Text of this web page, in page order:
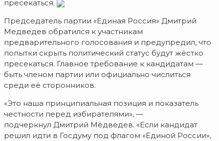
пресекаться.
Председатель партии «Единая Россия» Дмитрий
Медведев обратился к участникам
предварительного голосования и предупредил, что
попытки скрыть политический статус будут жёстко
пресекаться. Главное требование к кандидатам —
быть членом партии или официально числиться
среди её сторонников.
«Это наша принципиальная позиция и показатель
честности перед избирателями», —
подчеркнул Дмитрий Медведев. «Если кандидат
решил идти в Госдуму под флагом «Единой России»,